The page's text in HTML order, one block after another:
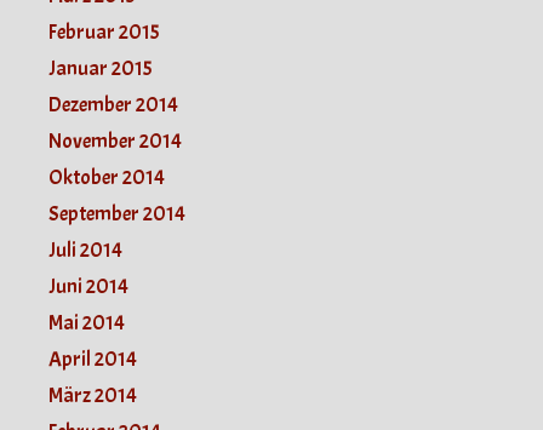
Februar 2015
Januar 2015
Dezember 2014
November 2014
Oktober 2014
September 2014
Juli 2014
Juni 2014
Mai 2014
April 2014
März 2014